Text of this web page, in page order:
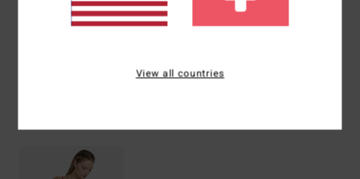
View all countries